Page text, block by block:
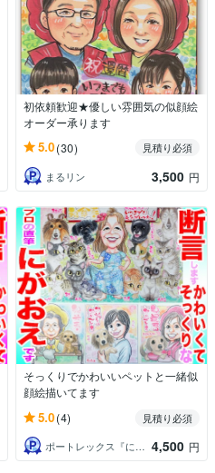
初依頼歓迎★優しい雰囲気の似顔絵
オーダー承ります
5.0(30)
見積り必須
まるリン
3,500 円
そっくりでかわいいペットと一緒似
顔絵描いてます
5.0(4)
見積り必須
ポートレックス『にがおえやさん』
4,500 円